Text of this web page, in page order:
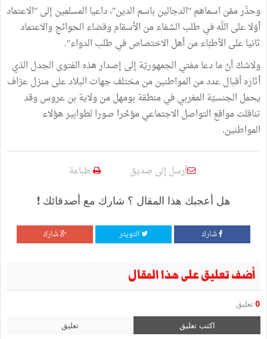
وحذّر ممّن اسماهم "الدجالين باسم الدين"، داعيا المسلمين إلى "الاعتماد
أوّلا على الله في طلب الشفاء من الأسقام وقضاء الحوائج والاعتماد
ثانيا على الأطبّاء من أهل الاختصاص في طلب الدواء".
ولاشكّ أنّ ما دعا مفتي الجمهوريّة إلى إصدار هذه الفتوى الجدل الذي
أثاره أقبال عدد من المواطنين من مختلف جهات البلاد على منزل عرّاف
يحمل الجنسيّة المغربي في منطقة بومهل من ولاية بن عروس وقد
تناقلت مواقع التواصل الاجتماعي مؤخّرا صورا لطوابير هؤلاء
المواطنين.
أرسل إلى صديق طباعة
هل أعجبك هذا المقال ؟ شارك مع أصدقائك !
شارك التويتر شارك
أضف تعليق على هذا المقال
0 تعليق
اكتب تعليق تعليق